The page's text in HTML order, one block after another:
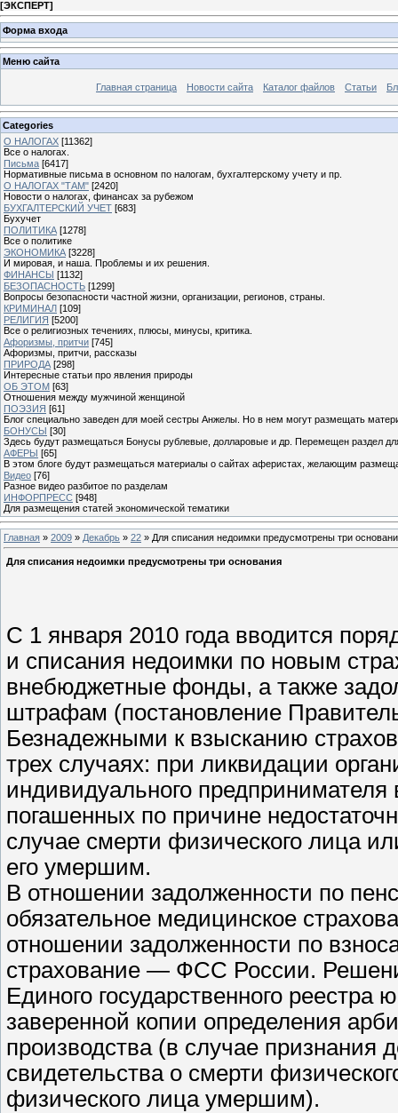
[ЭКСПЕРТ]
Форма входа
Меню сайта
Главная страница Новости сайта Каталог файлов Статьи
Categories
О НАЛОГАХ [11362]
Все о налогах.
Письма [6417]
Нормативные письма в основном по налогам, бухгалтерскому учету и пр.
О НАЛОГАХ "ТАМ" [2420]
Новости о налогах, финансах за рубежом
БУХГАЛТЕРСКИЙ УЧЕТ [683]
Бухучет
ПОЛИТИКА [1278]
Все о политике
ЭКОНОМИКА [3228]
И мировая, и наша. Проблемы и их решения.
ФИНАНСЫ [1132]
БЕЗОПАСНОСТЬ [1299]
Вопросы безопасности частной жизни, организации, регионов, страны.
КРИМИНАЛ [109]
РЕЛИГИЯ [5200]
Все о религиозных течениях, плюсы, минусы, критика.
Афоризмы, притчи [745]
Афоризмы, притчи, рассказы
ПРИРОДА [298]
Интересные статьи про явления природы
ОБ ЭТОМ [63]
Отношения между мужчиной женщиной
ПОЭЗИЯ [61]
Блог специально заведен для моей сестры Анжелы. Но в нем могут размещать
БОНУСЫ [30]
Здесь будут размещаться Бонусы рублевые, долларовые и др. Перемещен раздел
АФЕРЫ [65]
В этом блоге будут размещаться материалы о сайтах аферистах, желающим
Видео [76]
Разное видео разбитое по разделам
ИНФОРПРЕСС [948]
Для размещения статей экономической тематики
Главная » 2009 » Декабрь » 22 » Для списания недоимки предусмотрены три
Для списания недоимки предусмотрены три основания
С 1 января 2010 года вводится
и списания недоимки по новым
внебюджетные фонды, а также
штрафам (постановление
Безнадежными к взысканию
трех случаях: при ликвидации
индивидуального
погашенных по причине
случае смерти физического лица
его умершим.
В отношении задолженности по
обязательное медицинское
отношении задолженности по
страхование — ФСС России.
Единого государственного
заверенной копии определения
производства (в случае признания
свидетельства о смерти
физического лица умершим).